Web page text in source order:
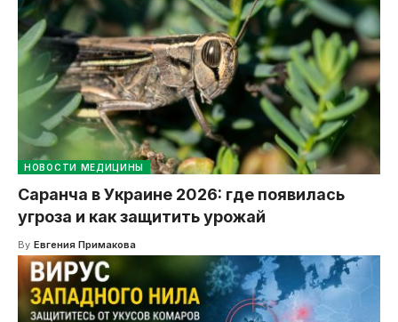
НОВОСТИ МЕДИЦИНЫ
Саранча в Украине 2026: где появилась
угроза и как защитить урожай
By Евгения Примакова